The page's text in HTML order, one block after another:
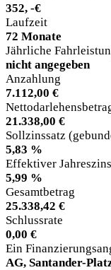
352, -€
Laufzeit
72 Monate
Jährliche
nicht angegeben
Anzahlung
7.112,00 €
21.338,00 €
Sollzinssatz
5,83 %
Effektiver Jahreszins
5,99 %
Gesamtbetrag
25.338,42 €
Schlussrate
0,00 €
Ein
AG, Santander-